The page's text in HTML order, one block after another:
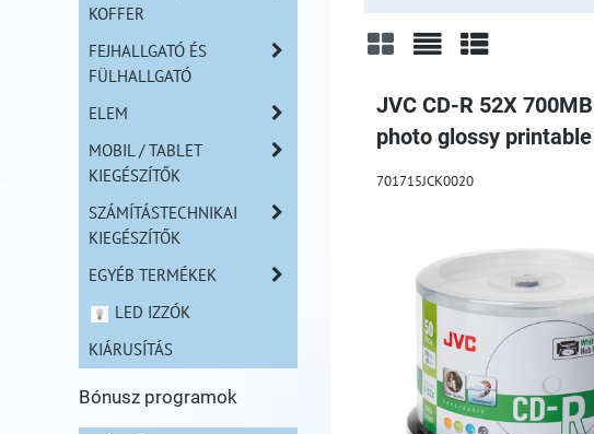
JVC CD-R 52X
photo glossy
701715JCK0020
KOFFER
FEJHALLGATÓ ÉS
FÜLHALLGATÓ
ELEM
MOBIL / TABLET
KIEGÉSZÍTŐK
SZÁMÍTÁSTECHNIKAI
KIEGÉSZÍTŐK
EGYÉB TERMÉKEK
LED IZZÓK
KIÁRUSÍTÁS
Bónusz programok